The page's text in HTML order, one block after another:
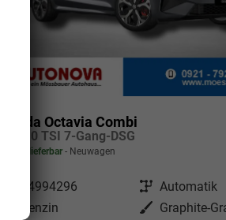
Skoda Octavia Combi
RS 2.0 TSI 7-Gang-DSG
sofort lieferbar Neuwagen
24994296 Getriebe Automatik
Benzin Außenfarbe